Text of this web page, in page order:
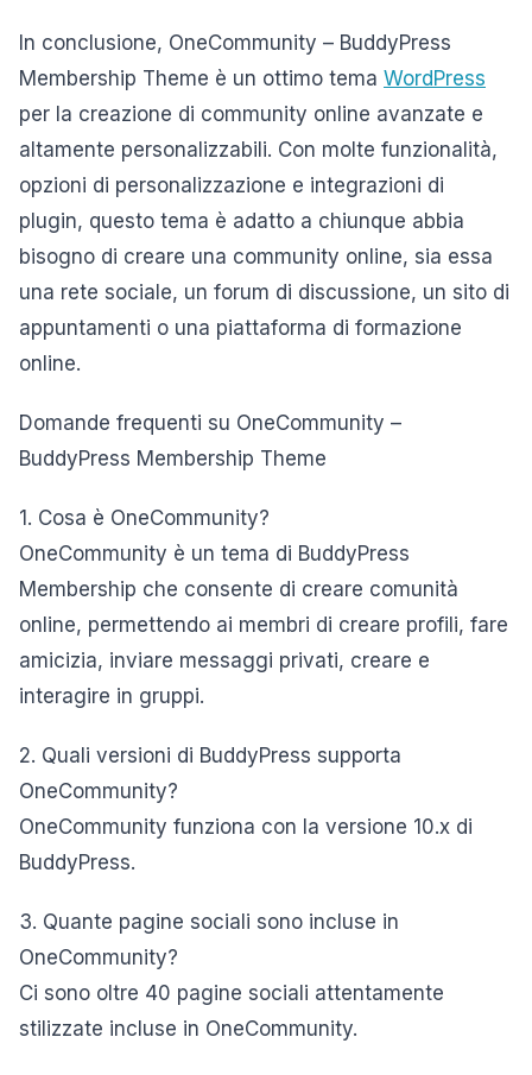
In conclusione, OneCommunity – BuddyPress
Membership Theme è un ottimo tema WordPress
per la creazione di community online avanzate e
altamente personalizzabili. Con molte funzionalità,
opzioni di personalizzazione e integrazioni di
plugin, questo tema è adatto a chiunque abbia
bisogno di creare una community online, sia essa
una rete sociale, un forum di discussione, un sito di
appuntamenti o una piattaforma di formazione
online.
Domande frequenti su OneCommunity –
BuddyPress Membership Theme
1. Cosa è OneCommunity?
OneCommunity è un tema di BuddyPress
Membership che consente di creare comunità
online, permettendo ai membri di creare profili, fare
amicizia, inviare messaggi privati, creare e
interagire in gruppi.
2. Quali versioni di BuddyPress supporta
OneCommunity?
OneCommunity funziona con la versione 10.x di
BuddyPress.
3. Quante pagine sociali sono incluse in
OneCommunity?
Ci sono oltre 40 pagine sociali attentamente
stilizzate incluse in OneCommunity.